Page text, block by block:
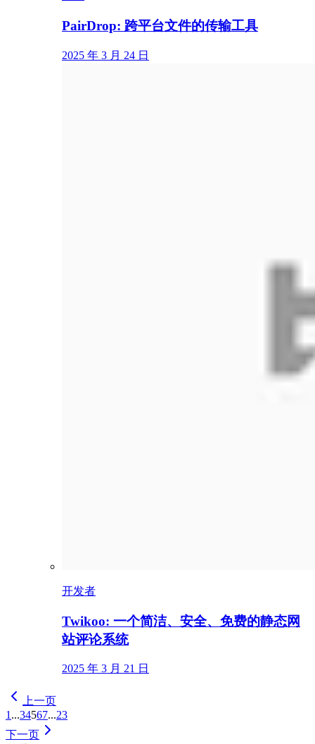
PairDrop: 跨平台文件的传输工具
2025 年 3 月 24 日
开发者
Twikoo: 一个简洁、安全、免费的静态网
站评论系统
2025 年 3 月 21 日
上一页
1 ...34567...23
下一页